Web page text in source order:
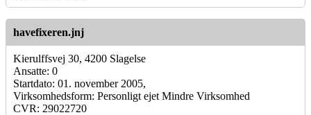
havefixeren.jnj
Kierulffsvej 30, 4200 Slagelse
Ansatte: 0
Startdato: 01. november 2005,
Virksomhedsform: Personligt ejet Mindre Virksomhed
CVR: 29022720